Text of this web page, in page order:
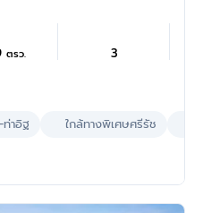
ตรว. 3
าอิฐ
ใกล้ทางพิเศษศรีรัช